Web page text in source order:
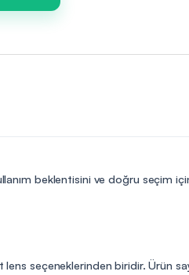
beklentisini ve doğru seçim
seçeneklerinden biridir. Ürün